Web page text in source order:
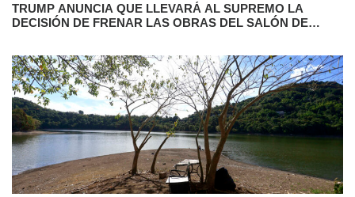
TRUMP ANUNCIA QUE LLEVARÁ AL SUPREMO LA
DECISIÓN DE FRENAR LAS OBRAS DEL SALÓN DE